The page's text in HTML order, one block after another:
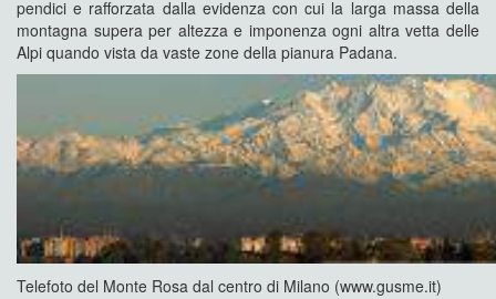
pendici e rafforzata dalla evidenza con cui la larga massa della
montagna supera per altezza e imponenza ogni altra vetta delle
Alpi quando vista da vaste zone della pianura Padana.
Telefoto del Monte Rosa dal centro di Milano (www.gusme.it)